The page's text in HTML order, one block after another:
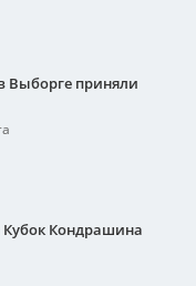
Выборге приняли
Кубок Кондрашина